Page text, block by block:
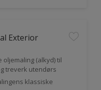
Exterior
oljemaling (alkyd) til
treverk utendørs
klassiske